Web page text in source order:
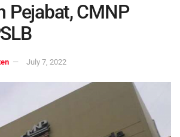
Pejabat, CMNP
July 7, 2022